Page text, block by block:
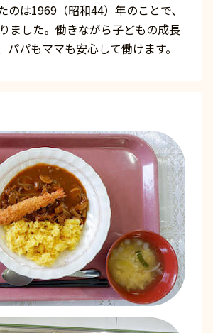
のは1969（昭和44）年のことで、
ました。働きながら子どもの成長
パパもママも安心して働けます。